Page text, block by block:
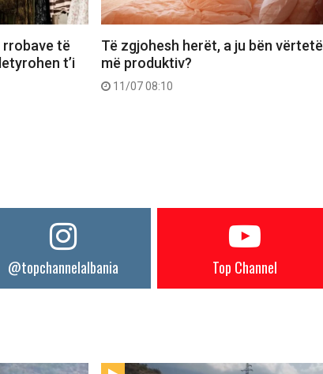
rrobave të
t’i
Të zgjohesh herët, a ju bën vërtetë
më produktiv?
11/07 08:10
@topchannelalbania Top Channel